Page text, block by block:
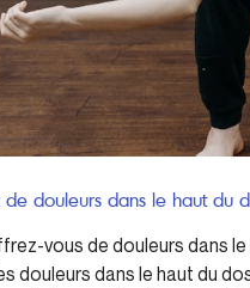
de douleurs dans le haut du
vous de douleurs dans
douleurs dans le haut du